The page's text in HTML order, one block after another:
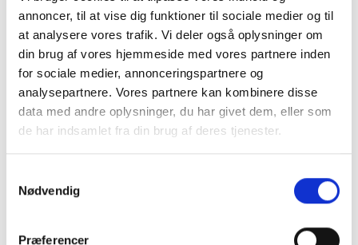
annoncer, til at vise dig funktioner til sociale medier og til
at analysere vores trafik. Vi deler også oplysninger om
din brug af vores hjemmeside med vores partnere inden
for sociale medier, annonceringspartnere og
analysepartnere. Vores partnere kan kombinere disse
data med andre oplysninger, du har givet dem, eller som
de har indsamlet fra din brug af deres tjenester.
Nødvendig
Præferencer